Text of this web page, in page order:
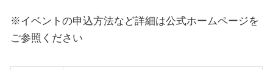
※イベントの申込方法など詳細は公式ホームページを
ご参照ください